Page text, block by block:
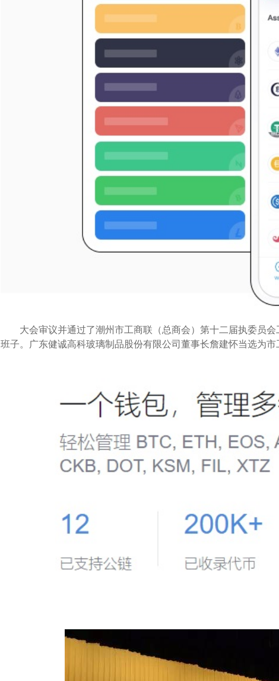
大会审议并通过了潮州市工商联（总商会）第十二届执委员
班子。广东健诚高科玻璃制品股份有限公司董事长詹建怀当选为市